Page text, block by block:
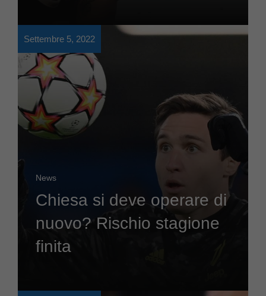
Settembre 5, 2022
News
Chiesa si deve operare di
nuovo? Rischio stagione
finita